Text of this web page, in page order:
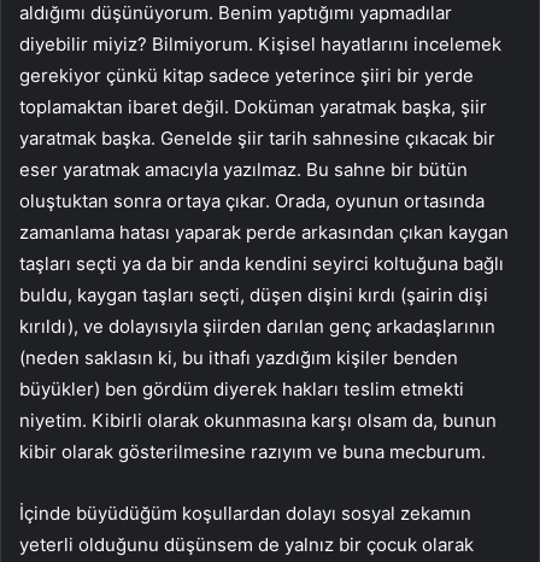
aldığımı düşünüyorum. Benim yaptığımı yapmadılar
diyebilir miyiz? Bilmiyorum. Kişisel hayatlarını incelemek
gerekiyor çünkü kitap sadece yeterince şiiri bir yerde
toplamaktan ibaret değil. Doküman yaratmak başka, şiir
yaratmak başka. Genelde şiir tarih sahnesine çıkacak bir
eser yaratmak amacıyla yazılmaz. Bu sahne bir bütün
oluştuktan sonra ortaya çıkar. Orada, oyunun ortasında
zamanlama hatası yaparak perde arkasından çıkan kaygan
taşları seçti ya da bir anda kendini seyirci koltuğuna bağlı
buldu, kaygan taşları seçti, düşen dişini kırdı (şairin dişi
kırıldı), ve dolayısıyla şiirden darılan genç arkadaşlarının
(neden saklasın ki, bu ithafı yazdığım kişiler benden
büyükler) ben gördüm diyerek hakları teslim etmekti
niyetim. Kibirli olarak okunmasına karşı olsam da, bunun
kibir olarak gösterilmesine razıyım ve buna mecburum.
İçinde büyüdüğüm koşullardan dolayı sosyal zekamın
yeterli olduğunu düşünsem de yalnız bir çocuk olarak